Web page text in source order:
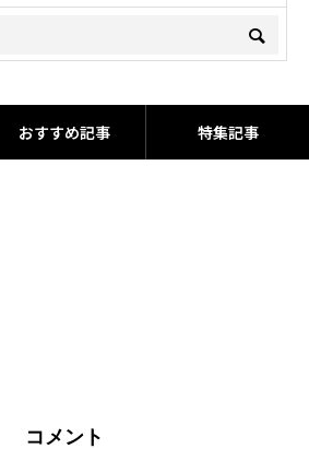
おすすめ記事 特集記事
コメント